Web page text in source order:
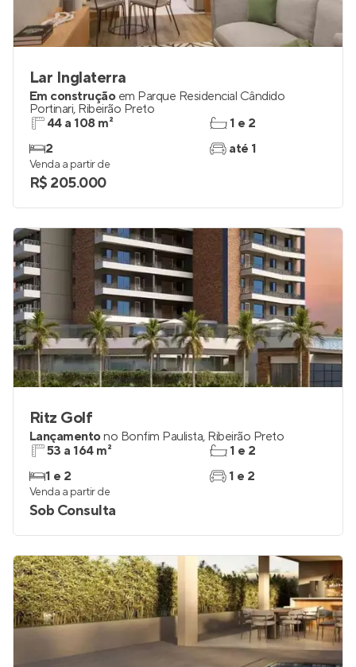
Lar Inglaterra
Em construção em Parque Residencial Cândido
Portinari, Ribeirão Preto
44 a 108 m²
2
1 e 2
até 1
Venda a partir de
R$ 205.000
Ritz Golf
Lançamentono Bonfim Paulista, Ribeirão Preto
53 a 164 m²
1 e 2
1 e 2
1 e 2
Venda a partir de
Sob Consulta